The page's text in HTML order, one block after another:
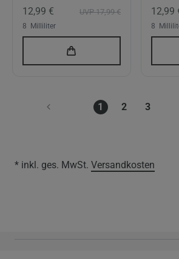
6mg/ml Nikotingehalt
- DTL
UVP 17,99 €
12,99 €
8 Milliliter
12,99
8
1 2 3
* inkl. ges. MwSt. Versandkosten